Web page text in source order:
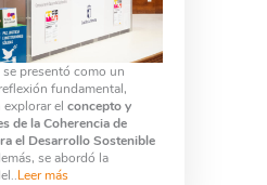
se presentó como un
fundamental,
el concepto y
de la Coherencia de
el Desarrollo Sostenible
se abordó la
Leer más